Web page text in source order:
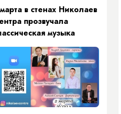
в стенах Николаев
прозвучала
музыка